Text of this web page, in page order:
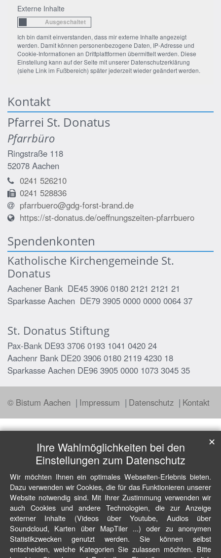
Externe Inhalte
Ich bin damit einverstanden, dass mir externe Inhalte angezeigt
werden. Damit können personenbezogene Daten, IP-Adresse und
Cookie-Informationen an Drittplattformen übermittelt werden. Diese
Einstellung kann auf der Seite mit unserer Datenschutzerklärung
(siehe Link im Fußbereich) später jederzeit wieder geändert werden.
Kontakt
Pfarrei St. Donatus
Pfarrbüro
Ringstraße 118
52078 Aachen
0241 526210
0241 528836
pfarrbuero@gdg-forst-brand.de
https://st-donatus.de/oeffnungszeiten-pfarrbuero
Spendenkonten
Katholische Kirchengemeinde St.
Donatus
Aachener Bank DE45 3906 0180 2121 2121 21
Sparkasse Aachen DE79 3905 0000 0000 0064 37
St. Donatus Stiftung
Pax-Bank DE93 3706 0193 1041 0420 24
Aachenr Bank DE20 3906 0180 2119 4230 18
Sparkasse Aachen DE96 3905 0000 1073 3045 35
© Bistum Aachen Impressum Datenschutz Kontakt
Ihre Wahlmöglichkeiten bei den
Einstellungen zum Datenschutz
Wir möchten Ihnen ein optimales Webseiten-Erlebnis bieten.
Dazu verwenden wir Cookies, die für das Funktionieren unserer
Website notwendig sind. Mit Ihrer Zustimmung verwenden wir
auch Cookies und andere Technologien, die zur Anzeige
externer Inhalte (Videos über Youtube, Audios über
Soundcloud, Karten über MapTiler ...) oder zu anonymen
Statistikzwecken genutzt werden. Sie können selbst
entscheiden, welche Kategorien Sie zulassen möchten. Bitte
✕